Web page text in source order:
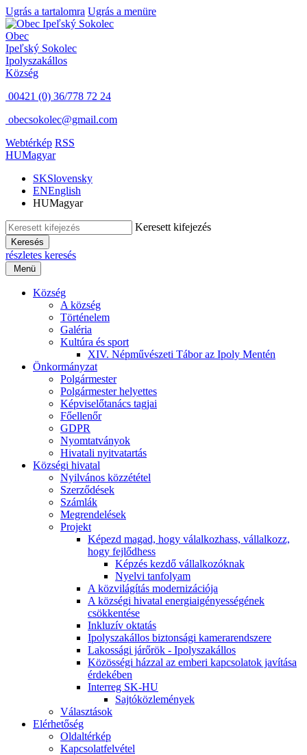
Ugrás a tartalomra Ugrás a menüre
Obec
Ipeľský Sokolec
Ipolyszakállos
Község
00421 (0) 36/778 72 24
obecsokolec@gmail.com
Webtérkép RSS
HUMagyar
SKSlovensky
ENEnglish
HUMagyar
Keresett kifejezés
Keresés
részletes keresés
Menü
Község
A község
Történelem
Galéria
Kultúra és sport
XIV. Népművészeti Tábor az Ipoly Mentén
Önkormányzat
Polgármester
Polgármester helyettes
Képviselőtanács tagjai
Főellenőr
GDPR
Nyomtatványok
Hivatali nyitvatartás
Községi hivatal
Nyilvános közzététel
Szerződések
Számlák
Megrendelések
Projekt
Képezd magad, hogy válalkozhass, vállalkozz,
hogy fejlődhess
Képzés kezdő vállalkozóknak
Nyelvi tanfolyam
A közvilágítás modernizációja
A községi hivatal energiaigényességének
csökkentése
Inkluzív oktatás
Ipolyszakállos biztonsági kamerarendszere
Lakossági járőrök - Ipolyszakállos
Közösségi házzal az emberi kapcsolatok javítása
érdekében
Interreg SK-HU
Sajtóközlemények
Választások
Elérhetőség
Oldaltérkép
Kapcsolatfelvétel